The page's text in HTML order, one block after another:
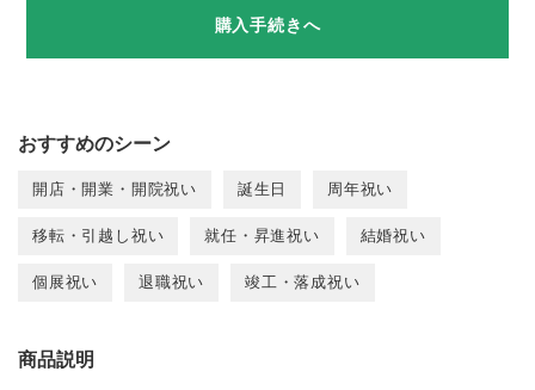
購入手続きへ
おすすめのシーン
開店・開業・開院祝い 誕生日 周年祝い
移転・引越し祝い 就任・昇進祝い 結婚祝い
個展祝い 退職祝い 竣工・落成祝い
商品説明